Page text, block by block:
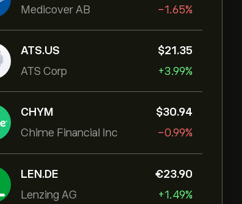
Medicover AB
-1.65%
ATS.US
ATS Corp
‎$‎21.35
+3.99%
CHYM
Chime Financial Inc
‎$‎30.94
-0.99%
LEN.DE
Lenzing AG
‎€‎23.90
+1.49%